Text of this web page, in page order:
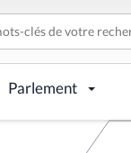
Parlement